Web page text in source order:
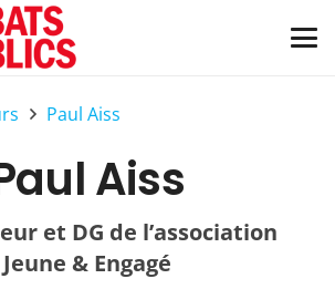
Paul Aiss
Aiss
et DG de l’association
Jeune & Engagé